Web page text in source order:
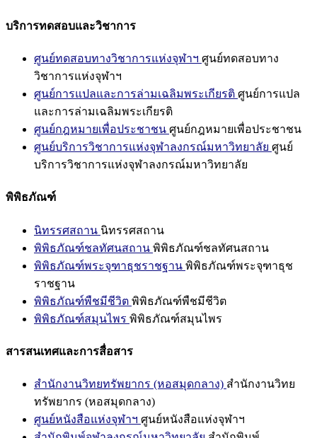
บริการทดสอบและวิชาการ
ศูนย์ทดสอบทางวิชาการแห่งจุฬาฯ ศูนย์ทดสอบทาง
วิชาการแห่งจุฬาฯ
ศูนย์การแปลและการล่ามเฉลิมพระเกียรติ ศูนย์การแปล
และการล่ามเฉลิมพระเกียรติ
ศูนย์กฎหมายเพื่อประชาชน ศูนย์กฎหมายเพื่อประชาชน
ศูนย์บริการวิชาการแห่งจุฬาลงกรณ์มหาวิทยาลัย ศูนย์
บริการวิชาการแห่งจุฬาลงกรณ์มหาวิทยาลัย
พิพิธภัณฑ์
นิทรรศสถาน นิทรรศสถาน
พิพิธภัณฑ์ชลทัศนสถาน พิพิธภัณฑ์ชลทัศนสถาน
พิพิธภัณฑ์พระจุฑาธุชราชฐาน พิพิธภัณฑ์พระจุฑาธุช
ราชฐาน
พิพิธภัณฑ์พืชมีชีวิต พิพิธภัณฑ์พืชมีชีวิต
พิพิธภัณฑ์สมุนไพร พิพิธภัณฑ์สมุนไพร
สารสนเทศและการสื่อสาร
สำนักงานวิทยทรัพยากร (หอสมุดกลาง) สำนักงานวิทย
ทรัพยากร (หอสมุดกลาง)
ศูนย์หนังสือแห่งจุฬาฯ ศูนย์หนังสือแห่งจุฬาฯ